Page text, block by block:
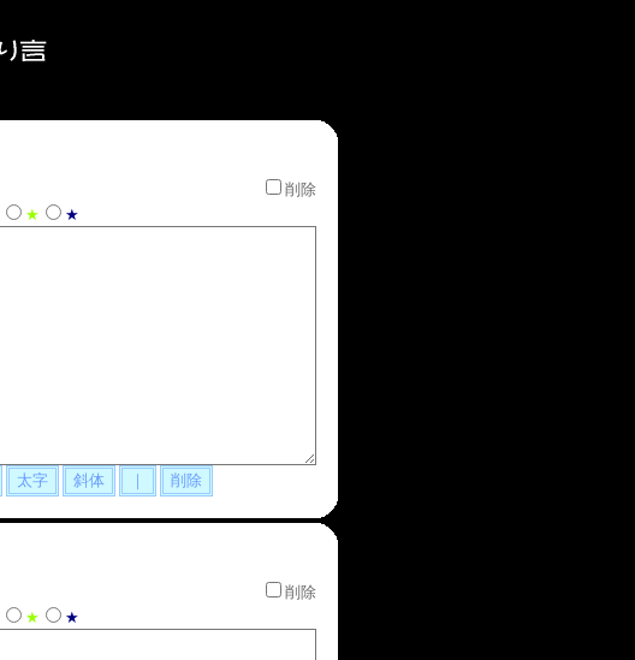
削除
★ ★
削除
★ ★